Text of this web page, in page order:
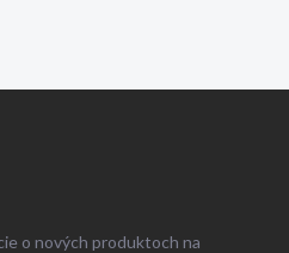
o nových produktoch na